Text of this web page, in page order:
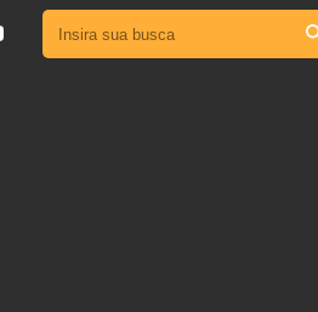
Ver todas as notícias